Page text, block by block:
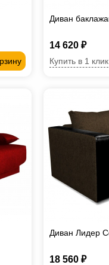
Диван
14 620 ₽
Купить в 1 клик
Диван Лидер
18 560 ₽